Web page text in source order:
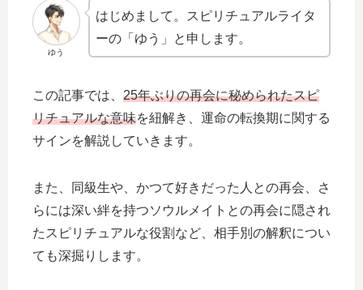
ゆう
はじめまして。スピリチュアルライタ
ーの「ゆう」と申します。
この記事では、 25年ぶりの再会に秘められたスピ
リチュアルな意味を紐解き、運命の転換期に関する
サインを解説していきます。
また、同級生や、かつて好きだった人との再会、さ
らには深い絆を持つソウルメイトとの再会に隠され
たスピリチュアルな役割など、相手別の解釈につい
ても深掘りします。